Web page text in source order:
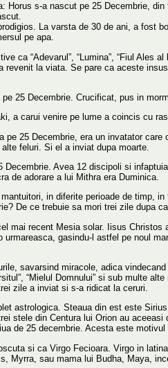
Horus s-a nascut pe 25 Decembrie,
La varsta de 30 de ani, a fost
pe apa.
ca “Adevarul”, “Lumina”, “Fiul Ales
la viata. Se pare ca aceste
25 Decembrie. Crucificat, pus in
a carui venire pe lume a coincis cu
25 Decembrie, era un invatator
feluri. Si el a inviat dupa moarte.
Avea 12 discipoli si
de adorare a lui Mithra era Duminica.
in diferite perioade de timp,
De ce trebuie sa mori trei zile dupa
mai recent Mesia solar. Iisus
gasindu-l astfel pe noul
savarsind miracole, adica
“Mielul Domnului” si sub multe
zile a inviat si s-a ridicat la ceruri.
astrologica. Steaua din est este
stele din Centura lui Orion au
de 25 decembrie. Acesta este
si ca Virgo Fecioara. Virgo in
Myrra, sau mama lui Budha, Maya,